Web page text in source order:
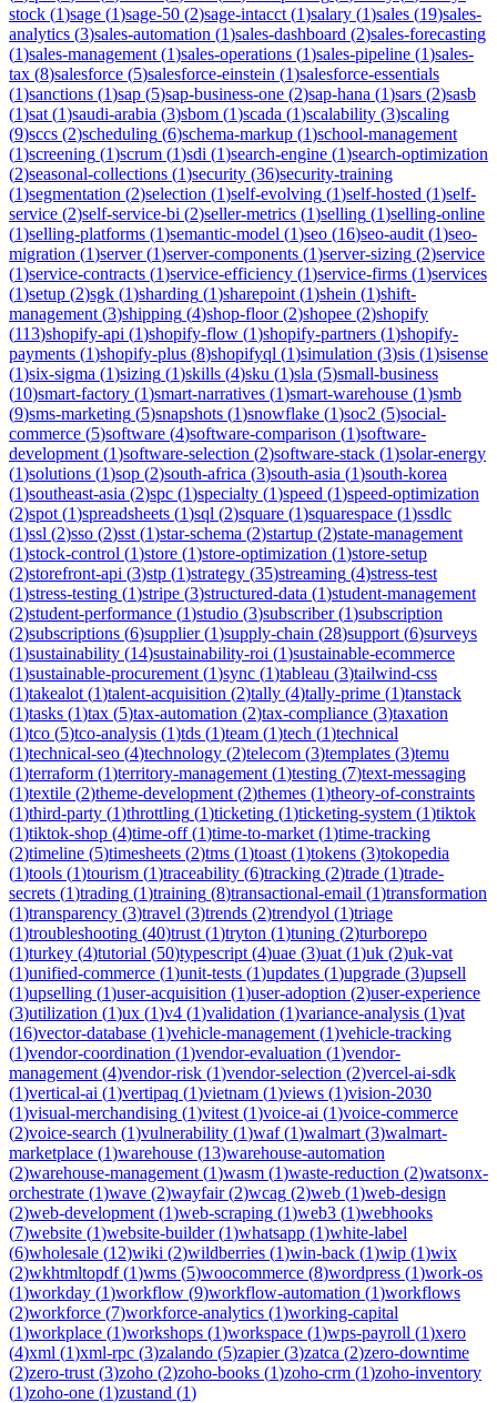
stock (1)sage (1)sage-50 (2)sage-intacct (1)salary (1)sales (19)sales-
analytics (3)sales-automation (1)sales-dashboard (2)sales-forecasting
(1)sales-management (1)sales-operations (1)sales-pipeline (1)sales-
tax (8)salesforce (5)salesforce-einstein (1)salesforce-essentials
(1)sanctions (1)sap (5)sap-business-one (2)sap-hana (1)sars (2)sasb
(1)sat (1)saudi-arabia (3)sbom (1)scada (1)scalability (3)scaling
(9)sccs (2)scheduling (6)schema-markup (1)school-management
(1)screening (1)scrum (1)sdi (1)search-engine (1)search-optimization
(2)seasonal-collections (1)security (36)security-training
(1)segmentation (2)selection (1)self-evolving (1)self-hosted (1)self-
service (2)self-service-bi (2)seller-metrics (1)selling (1)selling-online
(1)selling-platforms (1)semantic-model (1)seo (16)seo-audit (1)seo-
migration (1)server(1)server-components (1)server-sizing (2)service
(1)service-contracts (1)service-efficiency (1)service-firms (1)services
(1)setup (2)sgk (1)sharding (1)sharepoint (1)shein (1)shift-
management (3)shipping (4)shop-floor(2)shopee (2)shopify
(113)shopify-api (1)shopify-flow (1)shopify-partners (1)shopify-
payments (1)shopify-plus (8)shopifyql (1)simulation (3)sis (1)sisense
(1)six-sigma (1)sizing (1)skills (4)sku (1)sla (5)small-business
(10)smart-factory (1)smart-narratives (1)smart-warehouse (1)smb
(9)sms-marketing (5)snapshots (1)snowflake (1)soc2 (5)social-
commerce (5)software (4)software-comparison (1)software-
development (1)software-selection (2)software-stack (1)solar-energy
(1)solutions (1)sop (2)south-africa (3)south-asia (1)south-korea
(1)southeast-asia (2)spc (1)specialty (1)speed (1)speed-optimization
(2)spot (1)spreadsheets (1)sql (2)square (1)squarespace (1)ssdlc
(1)ssl (2)sso (2)sst (1)star-schema (2)startup (2)state-management
(1)stock-control (1)store (1)store-optimization (1)store-setup
(2)storefront-api (3)stp (1)strategy (35)streaming (4)stress-test
(1)stress-testing (1)stripe (3)structured-data (1)student-management
(2)student-performance (1)studio (3)subscriber(1)subscription
(2)subscriptions (6)supplier(1)supply-chain (28)support (6)surveys
(1)sustainability (14)sustainability-roi (1)sustainable-ecommerce
(1)sustainable-procurement (1)sync (1)tableau (3)tailwind-css
(1)takealot (1)talent-acquisition (2)tally (4)tally-prime (1)tanstack
(1)tasks (1)tax (5)tax-automation (2)tax-compliance (3)taxation
(1)tco (5)tco-analysis (1)tds (1)team (1)tech (1)technical
(1)technical-seo (4)technology (2)telecom (3)templates (3)temu
(1)terraform (1)territory-management (1)testing (7)text-messaging
(1)textile (2)theme-development (2)themes (1)theory-of-constraints
(1)third-party (1)throttling (1)ticketing (1)ticketing-system (1)tiktok
(1)tiktok-shop (4)time-off(1)time-to-market (1)time-tracking
(2)timeline (5)timesheets (2)tms (1)toast (1)tokens (3)tokopedia
(1)tools (1)tourism (1)traceability (6)tracking (2)trade (1)trade-
secrets (1)trading (1)training (8)transactional-email (1)transformation
(1)transparency (3)travel (3)trends (2)trendyol (1)triage
(1)troubleshooting (40)trust (1)tryton (1)tuning (2)turborepo
(1)turkey (4)tutorial (50)typescript (4)uae (3)uat (1)uk (2)uk-vat
(1)unified-commerce (1)unit-tests (1)updates (1)upgrade (3)upsell
(1)upselling (1)user-acquisition (1)user-adoption (2)user-experience
(3)utilization (1)ux (1)v4 (1)validation (1)variance-analysis (1)vat
(16)vector-database (1)vehicle-management (1)vehicle-tracking
(1)vendor-coordination (1)vendor-evaluation (1)vendor-
management (4)vendor-risk (1)vendor-selection (2)vercel-ai-sdk
(1)vertical-ai (1)vertipaq (1)vietnam (1)views (1)vision-2030
(1)visual-merchandising (1)vitest (1)voice-ai (1)voice-commerce
(2)voice-search (1)vulnerability (1)waf(1)walmart (3)walmart-
marketplace (1)warehouse (13)warehouse-automation
(2)warehouse-management (1)wasm (1)waste-reduction (2)watsonx-
orchestrate (1)wave (2)wayfair(2)wcag (2)web (1)web-design
(2)web-development (1)web-scraping (1)web3 (1)webhooks
(7)website (1)website-builder(1)whatsapp (1)white-label
(6)wholesale (12)wiki (2)wildberries (1)win-back (1)wip (1)wix
(2)wkhtmltopdf(1)wms (5)woocommerce (8)wordpress (1)work-os
(1)workday (1)workflow (9)workflow-automation (1)workflows
(2)workforce (7)workforce-analytics (1)working-capital
(1)workplace (1)workshops (1)workspace (1)wps-payroll (1)xero
(4)xml (1)xml-rpc (3)zalando (5)zapier(3)zatca (2)zero-downtime
(2)zero-trust (3)zoho (2)zoho-books (1)zoho-crm (1)zoho-inventory
(1)zoho-one (1)zustand (1)